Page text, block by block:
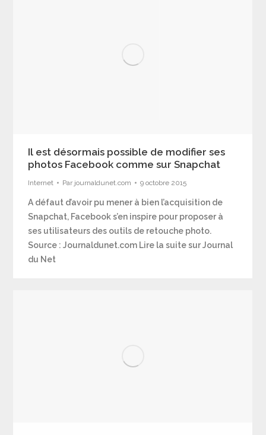
Il est désormais possible de modifier ses
photos Facebook comme sur Snapchat
Internet Par journaldunet.com 9 octobre 2015
A défaut d’avoir pu mener à bien l’acquisition de
Snapchat, Facebook s’en inspire pour proposer à
ses utilisateurs des outils de retouche photo.
Source : Journaldunet.com Lire la suite sur Journal
du Net